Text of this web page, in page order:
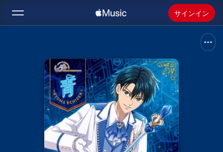
サインイン
ホーム
新着おすすめ
ラジオ
Apple Musicをインストール